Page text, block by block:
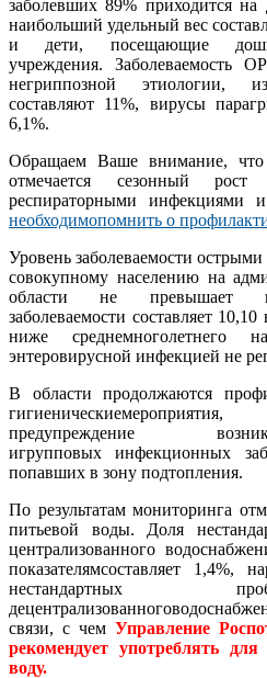
заболевших 89% приходится
наибольший удельный вес
и дети, посещающие
учреждения. Заболеваемость
негриппозной этиологии,
составляют 11%, вирусы
6,1%.
Обращаем Ваше внимание,
отмечается сезонный рост
респираторными инфекциями
необходимопомнить о
Уровень заболеваемости
совокупному населению на
области не превышает
заболеваемости составляет
ниже среднемноголетнего
энтеровирусной инфекцией не
В области продолжаются
предупреждение
игрупповых инфекционных
попавших в зону подтопления.
По результатам мониторинга
питьевой воды. Доля
централизованного
показателямсоставляет 1,4%,
нестандартных
связи, с чем Управление
рекомендует употреблять
воду.